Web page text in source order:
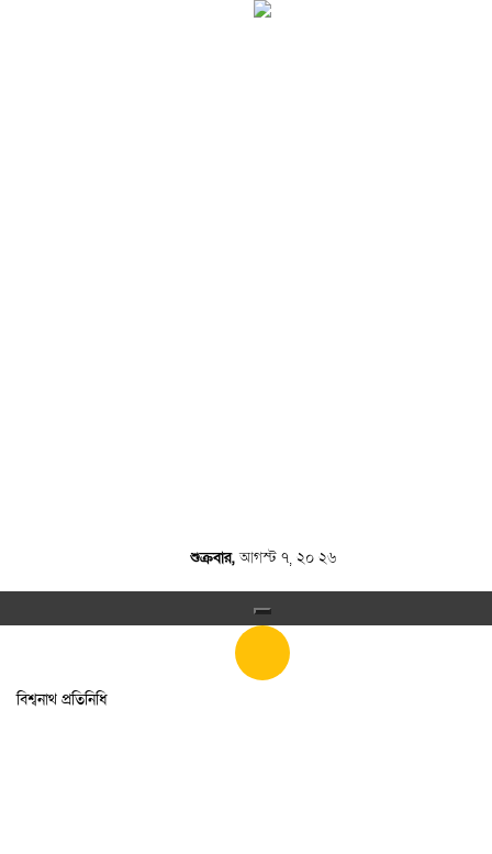
শুক্রবার,আগস্ট ৭, ২০ ২৬
বিশ্বনাথ প্রতিনিধি